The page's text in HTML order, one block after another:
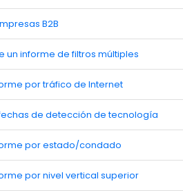
B2B
un informe de filtros múltiples
por tráfico de Internet
de detección de tecnología
por estado/condado
por nivel vertical superior